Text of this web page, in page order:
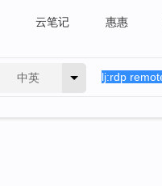
云笔记 惠惠
中英